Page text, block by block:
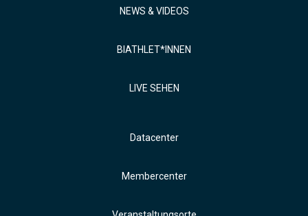
NEWS & VIDEOS
BIATHLET*INNEN
LIVE SEHEN
Datacenter
Membercenter